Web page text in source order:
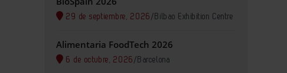
29 de septiembre, 2026 / Bilbao Exhibition Centre
Alimentaria FoodTech 2026
6 de octubre, 2026 / Barcelona